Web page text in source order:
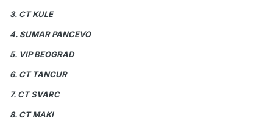
3. CT KULE
4. SUMAR PANCEVO
5. VIP BEOGRAD
6. CT TANCUR
7. CT SVARC
8. CT MAKI